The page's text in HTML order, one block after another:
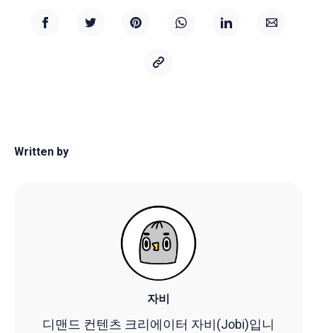
Written by
자비
디맨드 컨텐츠 크리에이터 자비(Jobi)입니